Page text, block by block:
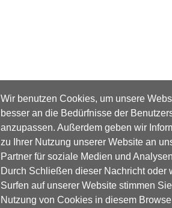
Wir benutzen Cookies, um unsere
besser an die Bedürfnisse der
anzupassen. Außerdem geben wir
zu Ihrer Nutzung unserer Website an
Partner für soziale Medien und
Durch Schließen dieser Nachricht oder
Surfen auf unserer Website stimmen
Nutzung von Cookies in diesem